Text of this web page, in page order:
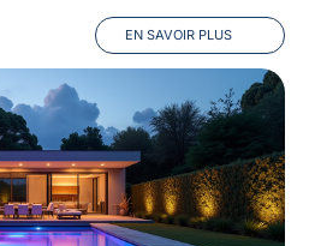
EN SAVOIR PLUS